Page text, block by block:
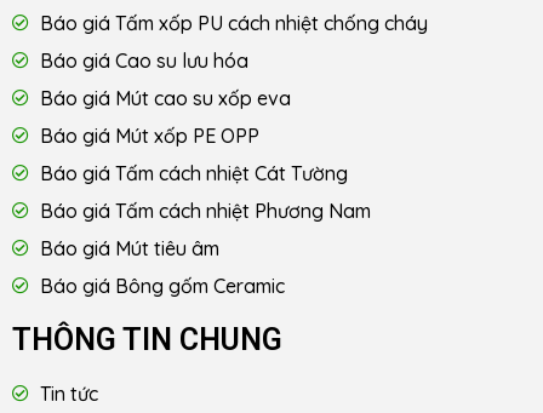
Báo giá Tấm xốp PU cách nhiệt chống cháy
Báo giá Cao su lưu hóa
Báo giá Mút cao su xốp eva
Báo giá Mút xốp PE OPP
Báo giá Tấm cách nhiệt Cát Tường
Báo giá Tấm cách nhiệt Phương Nam
Báo giá Mút tiêu âm
Báo giá Bông gốm Ceramic
THÔNG TIN CHUNG
Tin tức